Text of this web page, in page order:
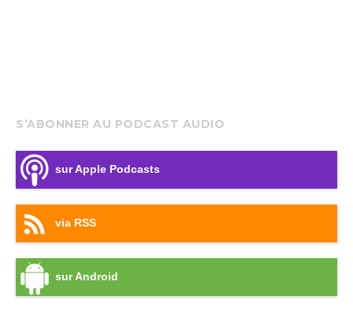
S’ABONNER AU PODCAST AUDIO
sur Apple Podcasts
via RSS
sur Android